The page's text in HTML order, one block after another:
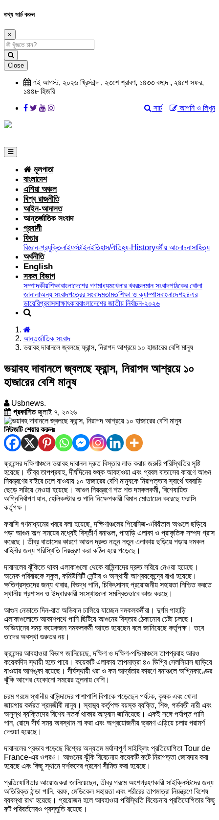
তথ্য সার্চ করুন
×
Close
৭ই আগস্ট, ২০২৬ খ্রিস্টাব্দ , ২৩শে শ্রাবণ, ১৪৩৩ বঙ্গাব্দ , ২৪শে সফর,
১৪৪৮ হিজরি
আপনি ও লিখুন
সার্চ
মূলপাতা
বাংলাদেশ
এশিয়া অঞ্চল
বিশ্ব রাজনীতি
আইন-আদালত
আন্তর্জাতিক সংবাদ
প্রবাসী
ফিচার
বিজ্ঞান-প্রযুক্তিলাইফস্টাইলইতিহাস/ঐতিহ্য-Historyধর্মীয় আলোচনাসাহিত্য
অর্থনীতি
English
সকল বিভাগ
সম্পাদকীয়শিক্ষাবাংলাদেশের গণমাধ্যমখেলার খবরচলমান সংবাদপাঠকের খোলা
জানালাঅন্য সংবাদপত্রের সংবাদমতামতশিক্ষা ও ক্যাম্পাসবাংলাদেশ২৪এর
ডায়েরিপ্রবাসসাক্ষাৎকারবাংলাদেশের জাতীয় নির্বাচন-২০২৬
আন্তর্জাতিক সংবাদ
ভয়াবহ দাবানলে জ্বলছে ফ্রান্স, নিরাপদ আশ্রয়ে ১০ হাজারের বেশি মানুষ
ভয়াবহ দাবানলে জ্বলছে ফ্রান্স, নিরাপদ আশ্রয়ে ১০
হাজারের বেশি মানুষ
Usbnews.
প্রকাশিতজুলাই ৭, ২০২৬
নিউজটি শেয়ার করুনঃ
ফ্রান্সের দক্ষিণাঞ্চলে ভয়াবহ দাবানল দ্রুত বিস্তার লাভ করায় জরুরি পরিস্থিতির সৃষ্টি
হয়েছে। তীব্র তাপপ্রবাহ, দীর্ঘদিনের শুষ্ক আবহাওয়া এবং প্রবল বাতাসের কারণে আগুন
নিয়ন্ত্রণের বাইরে চলে যাওয়ায় ১০ হাজারের বেশি মানুষকে নিরাপত্তার স্বার্থে ঘরবাড়ি
ছেড়ে সরিয়ে নেওয়া হয়েছে। আগুন নিয়ন্ত্রণে শত শত দমকলকর্মী, বিশেষায়িত
অগ্নিনির্বাপণ যান, হেলিকপ্টার ও পানি নিক্ষেপকারী বিমান মোতায়েন করেছে ফরাসি
কর্তৃপক্ষ।
ফরাসি গণমাধ্যমের খবরে বলা হয়েছে, দক্ষিণাঞ্চলের পিরেনিজ-ওরিয়ঁতাল অঞ্চলে ছড়িয়ে
পড়া আগুন অল্প সময়ের মধ্যেই বিস্তীর্ণ বনাঞ্চল, পাহাড়ি এলাকা ও প্রাকৃতিক সম্পদ গ্রাস
করেছে। তীব্র বাতাসের কারণে আগুন দ্রুত নতুন নতুন এলাকায় ছড়িয়ে পড়ায় দমকল
বাহিনীর জন্য পরিস্থিতি নিয়ন্ত্রণ করা কঠিন হয়ে পড়েছে।
দাবানলের ঝুঁকিতে থাকা এলাকাগুলো থেকে বাসিন্দাদের দ্রুত সরিয়ে নেওয়া হয়েছে।
অনেক পরিবারকে স্কুল, কমিউনিটি সেন্টার ও অস্থায়ী আশ্রয়কেন্দ্রে রাখা হয়েছে।
ক্ষতিগ্রস্তদের জন্য খাবার, বিশুদ্ধ পানি, চিকিৎসাসহ প্রয়োজনীয় সহায়তা নিশ্চিত করতে
স্থানীয় প্রশাসন ও উদ্ধারকারী সংস্থাগুলো সমন্বিতভাবে কাজ করছে।
আগুন নেভাতে দিন-রাত অভিযান চালিয়ে যাচ্ছেন দমকলকর্মীরা। দুর্গম পাহাড়ি
এলাকাগুলোতে আকাশপথে পানি ছিটিয়ে আগুনের বিস্তার ঠেকানোর চেষ্টা চলছে।
অভিযানের সময় কয়েকজন দমকলকর্মী আহত হয়েছেন বলে জানিয়েছে কর্তৃপক্ষ। তবে
তাদের অবস্থা গুরুতর নয়।
ফ্রান্সের আবহাওয়া বিভাগ জানিয়েছে, দক্ষিণ ও দক্ষিণ-পশ্চিমাঞ্চলে তাপপ্রবাহ আরও
কয়েকদিন স্থায়ী হতে পারে। কয়েকটি এলাকায় তাপমাত্রা ৪০ ডিগ্রি সেলসিয়াস ছাড়িয়ে
যাওয়ার আশঙ্কা রয়েছে। দীর্ঘস্থায়ী খরা ও কম আর্দ্রতার কারণে বনাঞ্চলে অগ্নিকাণ্ডের
ঝুঁকি আগের যেকোনো সময়ের তুলনায় বেশি।
চরম গরমে স্থানীয় বাসিন্দাদের পাশাপাশি বিপাকে পড়েছেন পর্যটক, কৃষক এবং খোলা
জায়গায় কর্মরত শ্রমজীবী মানুষ। স্বাস্থ্য কর্তৃপক্ষ বয়স্ক ব্যক্তি, শিশু, গর্ভবতী নারী এবং
অসুস্থ ব্যক্তিদের বিশেষ সতর্ক থাকার আহ্বান জানিয়েছে। একই সঙ্গে পর্যাপ্ত পানি
পান, রোদে দীর্ঘ সময় অবস্থান না করা এবং অপ্রয়োজনীয় ভ্রমণ এড়িয়ে চলার পরামর্শ
দেওয়া হয়েছে।
দাবানলের প্রভাব পড়েছে বিশ্বের অন্যতম মর্যাদাপূর্ণ সাইক্লিং প্রতিযোগিতা Tour de
France-এর ওপরও। আগুনের ঝুঁকি বিবেচনায় কয়েকটি রুটে নিরাপত্তা জোরদার করা
হয়েছে এবং কিছু স্থানে দর্শকদের প্রবেশ সীমিত করা হয়েছে।
প্রতিযোগিতার আয়োজকরা জানিয়েছেন, তীব্র গরমে অংশগ্রহণকারী সাইক্লিস্টদের জন্য
অতিরিক্ত ঠান্ডা পানি, বরফ, মেডিকেল সহায়তা এবং শরীরের তাপমাত্রা নিয়ন্ত্রণে বিশেষ
ব্যবস্থা রাখা হয়েছে। প্রয়োজন হলে আবহাওয়া পরিস্থিতি বিবেচনায় প্রতিযোগিতার কিছু
রুট পরিবর্তনেরও প্রস্তুতি রয়েছে।